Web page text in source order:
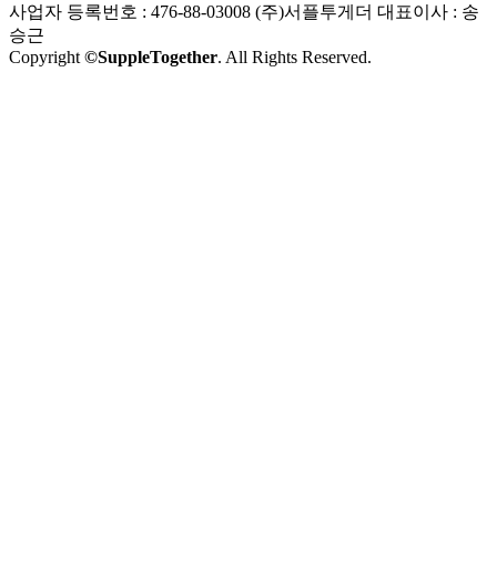
사업자 등록번호 : 476-88-03008 (주)서플투게더 대표이사 : 송
승근
Copyright ©SuppleTogether. All Rights Reserved.